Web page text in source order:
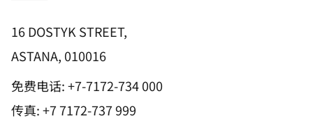
16 DOSTYK STREET,
ASTANA, 010016
免费电话:+7-7172-734 000
传真:+7 7172-737 999